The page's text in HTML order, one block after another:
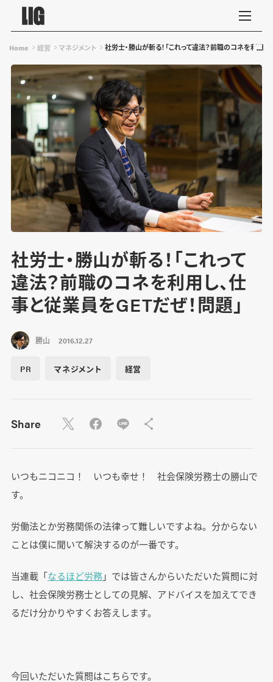
Home 経営 マネジメント 社労士・勝山が斬る！「これって違法？前職のコネを利用し
社労士・勝山が斬る！「これって
違法？前職のコネを利用し、仕
事と従業員をGETだぜ！問題」
勝山 2016.12.27
PR マネジメント 経営
Share
いつもニコニコ！ いつも幸せ！ 社会保険労務士の勝山で
す。
労働法とか労務関係の法律って難しいですよね。分からない
ことは僕に聞いて解決するのが一番です。
当連載「なるほど労務」では皆さんからいただいた質問に対
し、社会保険労務士としての見解、アドバイスを加えてでき
るだけ分かりやすくお答えします。
今回いただいた質問はこちらです。